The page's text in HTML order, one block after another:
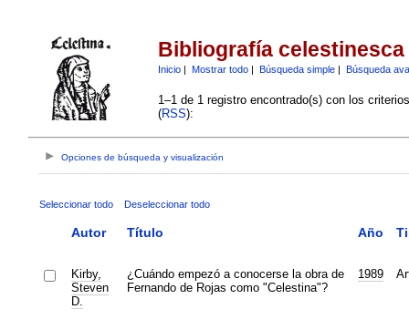
Bibliografía celestinesca
Inicio| Mostrar todo| Búsqueda simple| Búsqueda
1–1 de 1 registro encontrado(s) con los
(RSS):
Opciones de búsqueda y visualización
Seleccionar todo Deseleccionar todo
Autor Título Año
Kirby,
Steven
D.
¿Cuándo empezó a conocerse la obra de
Fernando de Rojas como "Celestina"?
1989